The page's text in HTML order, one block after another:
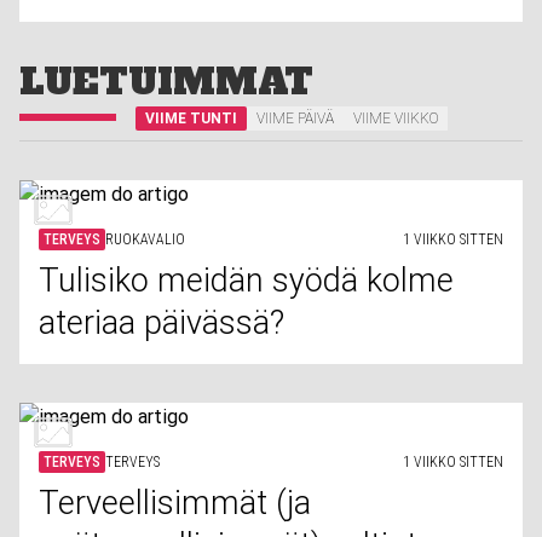
LUETUIMMAT
VIIME TUNTI VIIME PÄIVÄ VIIME VIIKKO
TERVEYS RUOKAVALIO 1 VIIKKO SITTEN
Tulisiko meidän syödä kolme
ateriaa päivässä?
TERVEYS TERVEYS 1 VIIKKO SITTEN
Terveellisimmät (ja